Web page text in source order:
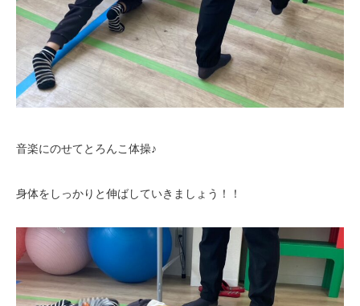
音楽にのせてとろんこ体操♪
身体をしっかりと伸ばしていきましょう！！